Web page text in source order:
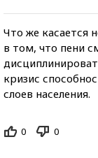
Что же касается
в том, что пени
кризис
слоев населения.
0 0